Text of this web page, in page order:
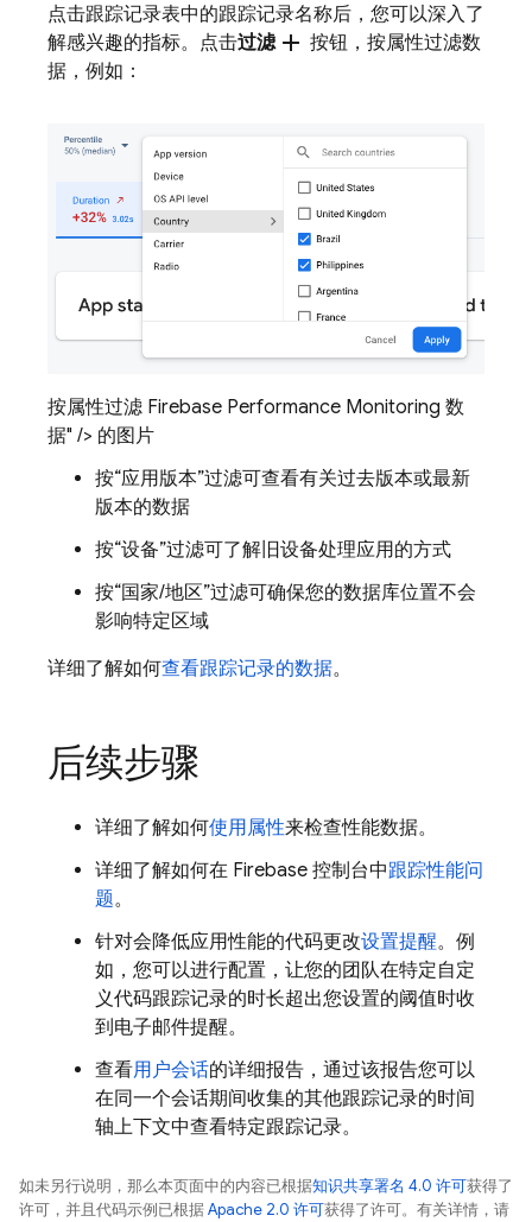
点击跟踪记录表中的跟踪记录名称后，您可以深入了
解感兴趣的指标。点击过滤add 按钮，按属性过滤数
据，例如：
按属性过滤 Firebase Performance Monitoring 数
据" /> 的图片
按“应用版本”过滤可查看有关过去版本或最新
版本的数据
按“设备”过滤可了解旧设备处理应用的方式
按“国家/地区”过滤可确保您的数据库位置不会
影响特定区域
详细了解如何查看跟踪记录的数据。
后续步骤
详细了解如何使用属性来检查性能数据。
详细了解如何在 Firebase 控制台中跟踪性能问
题。
针对会降低应用性能的代码更改设置提醒。例
如，您可以进行配置，让您的团队在特定自定
义代码跟踪记录的时长超出您设置的阈值时收
到电子邮件提醒。
查看用户会话的详细报告，通过该报告您可以
在同一个会话期间收集的其他跟踪记录的时间
轴上下文中查看特定跟踪记录。
如未另行说明，那么本页面中的内容已根据知识共享署名 4.0 许可获得了
许可，并且代码示例已根据Apache 2.0 许可获得了许可。有关详情，请